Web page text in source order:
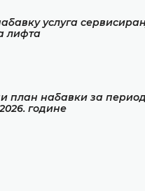
услуга
лифта
план набавки за период
године